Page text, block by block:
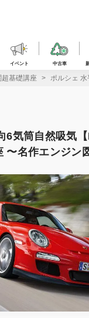
イベント 中古車
超基礎講座 ポルシェ
6気筒自然吸気
〜名作エンジン